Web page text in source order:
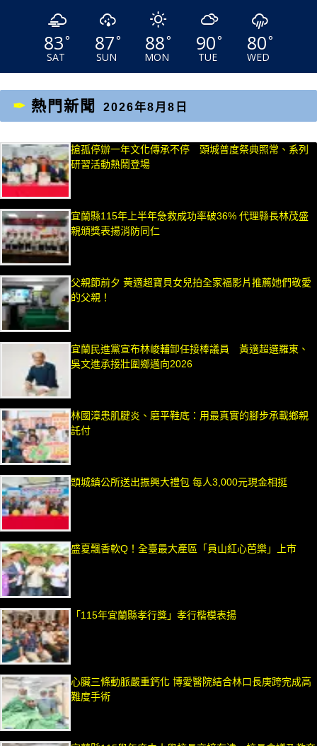
83°
SAT
87°
SUN
88°
MON
90°
TUE
80°
WED
熱門新聞 2026年8月8日
搶孤停辦一年文化傳承不停 頭城普度祭典照常、系列
研習活動熱鬧登場
宜蘭縣115年上半年急救成功率破36% 代理縣長林茂盛
親頒獎表揚消防同仁
父親節前夕 黃適超寶貝女兒拍全家福影片推薦她們敬愛
的父親！
宜蘭民進黨宣布林峻輔卸任接棒議員 黃適超選羅東、
吳文進承接壯圍鄉邁向2026
林國漳患肌腱炎、磨平鞋底：用最真實的腳步承載鄉親
託付
頭城鎮公所送出振興大禮包 每人3,000元現金相挺
盛夏飄香軟Q！全臺最大產區「員山紅心芭樂」上市
「115年宜蘭縣孝行獎」孝行楷模表揚
心臟三條動脈嚴重鈣化 博愛醫院結合林口長庚跨完成高
難度手術